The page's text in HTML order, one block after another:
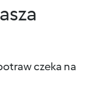
czeka na